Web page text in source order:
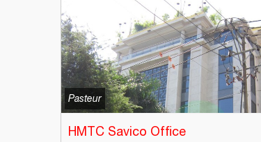
Pasteur
HMTC Savico Office